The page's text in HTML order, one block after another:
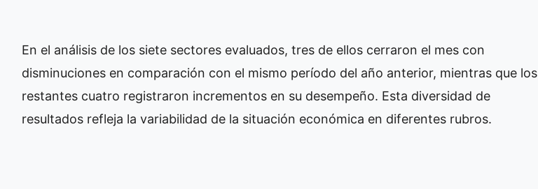
En el análisis de los siete sectores evaluados, tres de ellos cerraron el mes con
disminuciones en comparación con el mismo período del año anterior, mientras que los
restantes cuatro registraron incrementos en su desempeño. Esta diversidad de
resultados refleja la variabilidad de la situación económica en diferentes rubros.